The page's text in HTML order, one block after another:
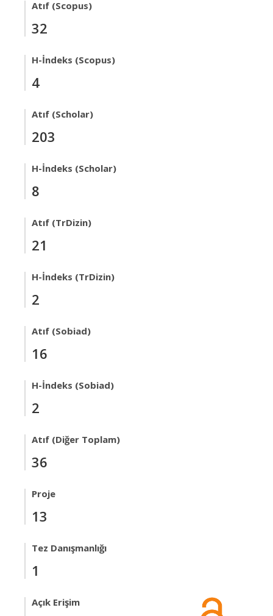
Atıf (Scopus)
32
H-İndeks (Scopus)
4
Atıf (Scholar)
203
H-İndeks (Scholar)
8
Atıf (TrDizin)
21
H-İndeks (TrDizin)
2
Atıf (Sobiad)
16
H-İndeks (Sobiad)
2
Atıf (Diğer Toplam)
36
Proje
13
Tez Danışmanlığı
1
Açık Erişim